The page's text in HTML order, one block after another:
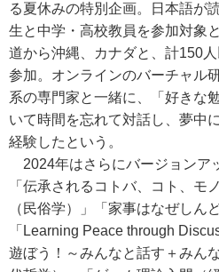
る夏休みの特別企画。日本語が
生と中学・高校教員を参加対象
道から沖縄、カナダと、計150
参加。オンラインのバーチャル
系の専門家と一緒に、「好きな
いて時間を忘れて対話し、夢中
経験したという。
2024年はさらにバージョンア
「伝承されるコトバ、コト、モ
（民俗学）」「家事はなぜしん
「Learning Peace through
遊ぼう！～みんなと話す＋みん